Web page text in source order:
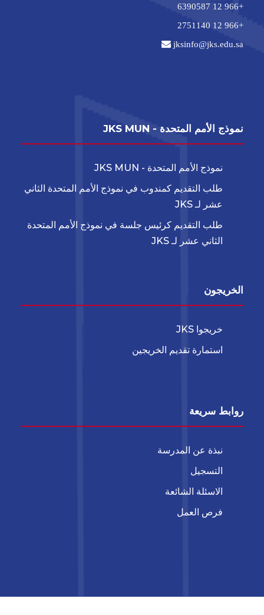
jksinfo@jks.edu.sa
نموذج الأمم المتحدة - JKS MUN
نموذج الأمم المتحدة - JKS MUN
طلب التقديم كمندوب في نموذج الأمم المتحدة الثاني
عشر لـ JKS
طلب التقديم كرئيس جلسة في نموذج الأمم المتحدة
الثاني عشر لـ JKS
الخريجون
خريجوا JKS
استمارة تقديم الخريجين
روابط سريعة
نبذة عن المدرسة
التسجيل
الاسئلة الشائعة
فرص العمل